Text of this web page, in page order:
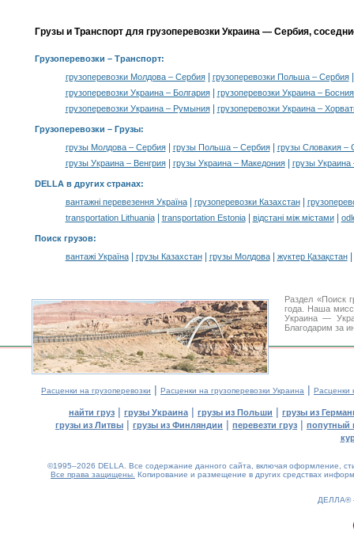
Грузы и Транспорт для грузоперевозки Украина — Сербия,
Грузоперевозки – Транспорт:
грузоперевозки Молдова – Сербия| грузоперевозки Польша – Сербия
грузоперевозки Украина – Болгария|
грузоперевозки Украина –
грузоперевозки Украина – Румыния| грузоперевозки Украина –
Грузоперевозки – Грузы:
грузы Молдова – Сербия| грузы Польша – Сербия|
грузы Словакия –
грузы Украина – Венгрия| грузы Украина – Македония| грузы
DELLA в других странах:
вантажні перевезення Україна| грузоперевозки Казахстан|
transportation Lithuania| transportation Estonia| відстані між містами|
Поиск грузов:
вантажі Україна| грузы Казахстан| грузы Молдова| жүктер Қазақстан|
Раздел «Поиск
года. Наша
Украина —
Благодарим за
Расценки на грузоперевозки | Расценки на грузоперевозки Украина | Расценки
найти груз | грузы Украина | грузы из Польши | грузы из
грузы из Литвы | грузы из Финляндии | перевезти груз | попутный
©1995–2026 DELLA. Все содержание данного сайта, включая оформление,
Все права защищены. Копирование и размещение в других средствах